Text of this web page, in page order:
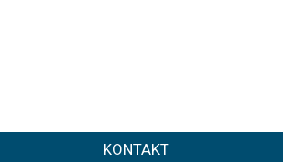
KONTAKT